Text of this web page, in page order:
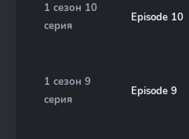
1 сезон 10
серия
Episode 10
1 сезон 9
серия
Episode 9